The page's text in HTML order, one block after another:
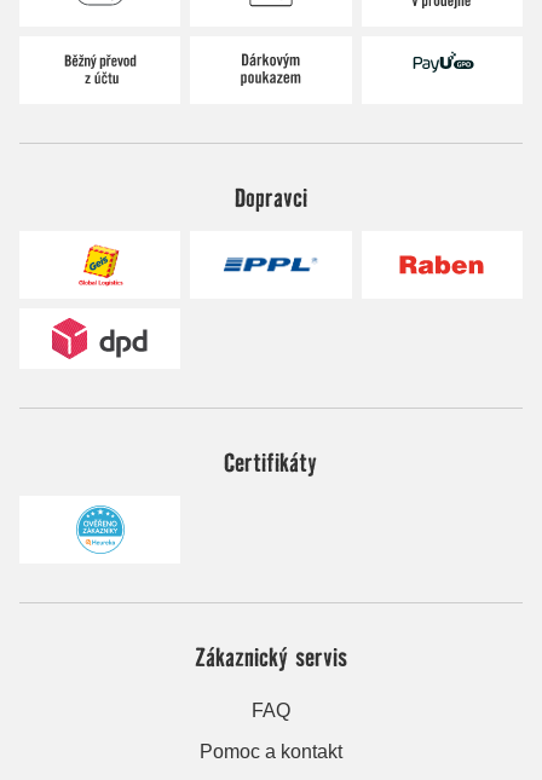
Dopravci
Certifikáty
Zákaznický servis
FAQ
Pomoc a kontakt